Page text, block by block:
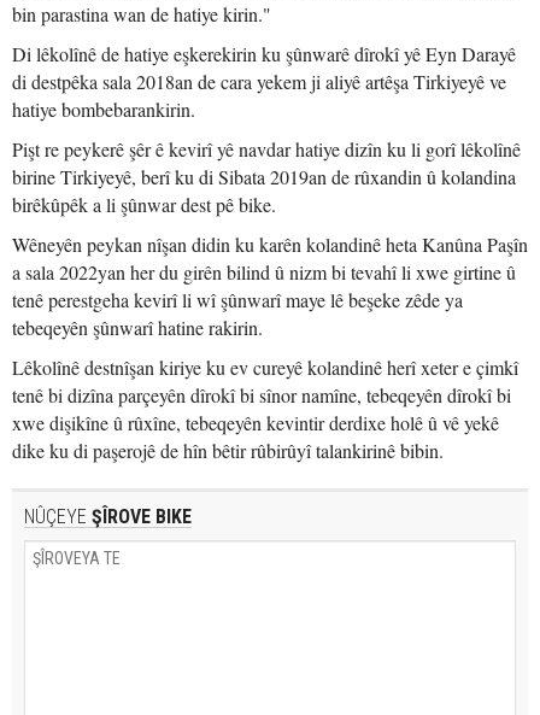
bin parastina wan de hatiye kirin."
Di lêkolînê de hatiye eşkerekirin ku şûnwarê dîrokî yê Eyn Darayê
di destpêka sala 2018an de cara yekem ji aliyê artêşa Tirkiyeyê ve
hatiye bombebarankirin.
Pişt re peykerê şêr ê kevirî yê navdar hatiye dizîn ku li gorî lêkolînê
birine Tirkiyeyê, berî ku di Sibata 2019an de rûxandin û kolandina
birêkûpêk a li şûnwar dest pê bike.
Wêneyên peykan nîşan didin ku karên kolandinê heta Kanûna Paşîn
a sala 2022yan her du girên bilind û nizm bi tevahî li xwe girtine û
tenê perestgeha kevirî li wî şûnwarî maye lê beşeke zêde ya
tebeqeyên şûnwarî hatine rakirin.
Lêkolînê destnîşan kiriye ku ev cureyê kolandinê herî xeter e çimkî
tenê bi dizîna parçeyên dîrokî bi sînor namîne, tebeqeyên dîrokî bi
xwe dişikîne û rûxîne, tebeqeyên kevintir derdixe holê û vê yekê
dike ku di paşerojê de hîn bêtir rûbirûyî talankirinê bibin.
NÛÇEYE ŞÎROVE BIKE